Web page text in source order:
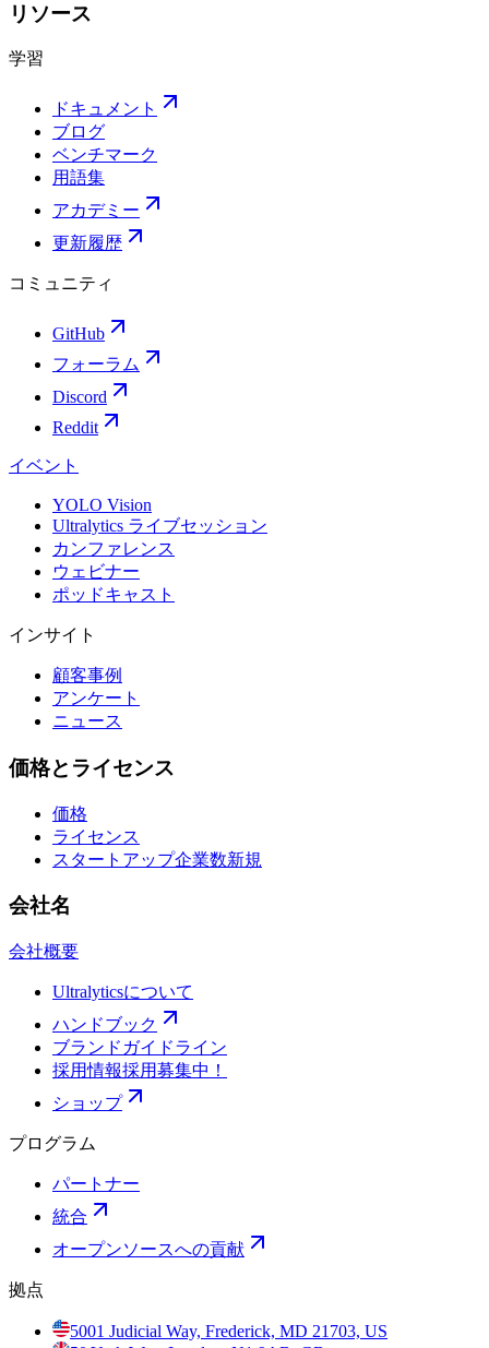
リソース
学習
ドキュメント
ブログ
ベンチマーク
用語集
アカデミー
更新履歴
コミュニティ
GitHub
フォーラム
Discord
Reddit
イベント
YOLO Vision
Ultralytics ライブセッション
カンファレンス
ウェビナー
ポッドキャスト
インサイト
顧客事例
アンケート
ニュース
価格とライセンス
価格
ライセンス
スタートアップ企業数新規
会社名
会社概要
Ultralyticsについて
ハンドブック
ブランドガイドライン
採用情報採用募集中！
ショップ
プログラム
パートナー
統合
オープンソースへの貢献
拠点
5001 Judicial Way, Frederick, MD 21703, US